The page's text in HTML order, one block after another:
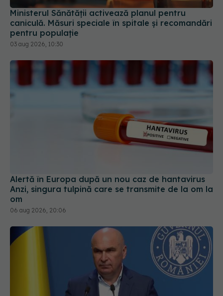
Ministerul Sănătății activează planul pentru
caniculă. Măsuri speciale în spitale și recomandări
pentru populație
03 aug 2026, 10:30
Alertă în Europa după un nou caz de hantavirus
Anzi, singura tulpină care se transmite de la om la
om
06 aug 2026, 20:06